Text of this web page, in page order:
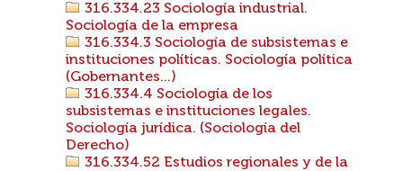
316.334.23 Sociología industrial.
Sociología de la empresa
316.334.3 Sociología de subsistemas e
instituciones políticas. Sociología política
(Gobernantes...)
316.334.4 Sociología de los
subsistemas e instituciones legales.
Sociología jurídica. (Sociología del
Derecho)
316.334.52 Estudios regionales y de la